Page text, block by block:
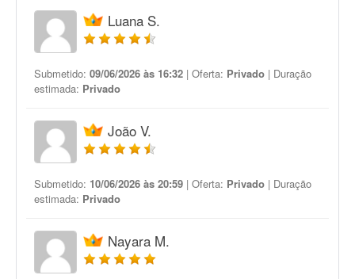
Luana S.
Submetido: 09/06/2026 às 16:32 | Oferta: Privado | Duração
estimada: Privado
João V.
Submetido: 10/06/2026 às 20:59 | Oferta: Privado | Duração
estimada: Privado
Nayara M.